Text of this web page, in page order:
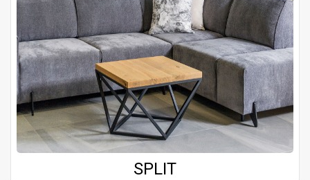
SPLIT